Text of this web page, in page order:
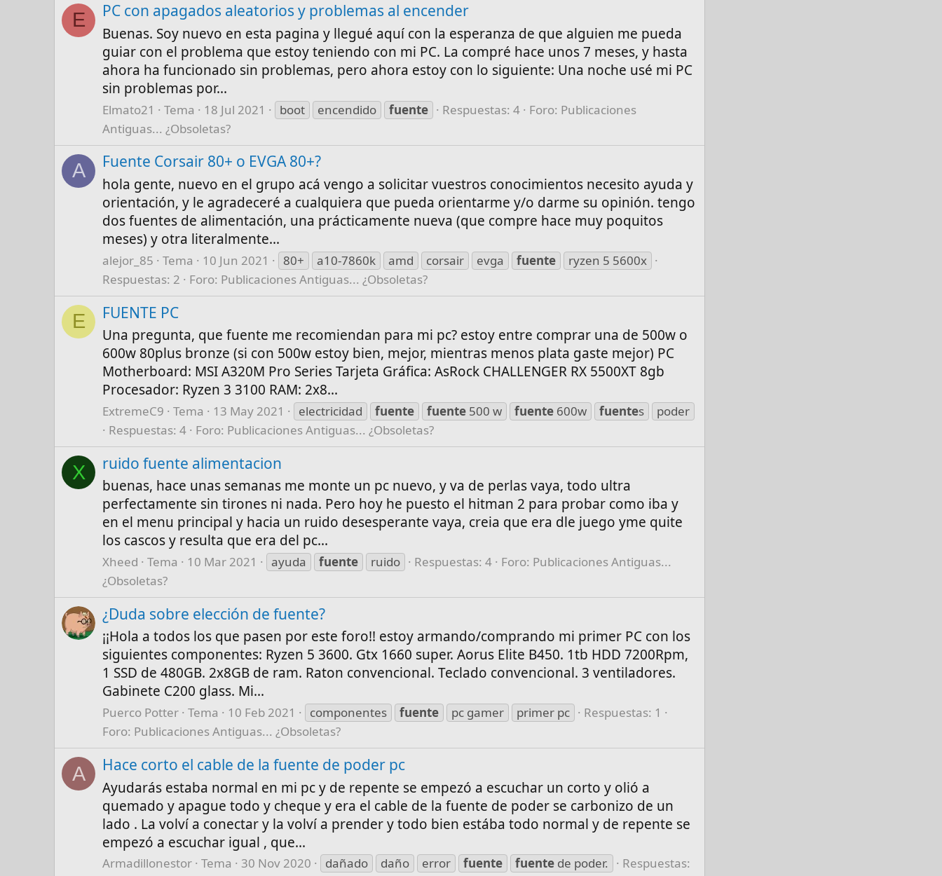
E PC con apagados aleatorios y problemas al encender
Buenas. Soy nuevo en esta pagina y llegué aquí con la esperanza de que alguien me pueda
guiar con el problema que estoy teniendo con mi PC. La compré hace unos 7 meses, y hasta
ahora ha funcionado sin problemas, pero ahora estoy con lo siguiente: Una noche usé mi PC
sin problemas por...
Elmato21 Tema 18 Jul 2021 boot encendido fuente Respuestas: 4 Foro: Publicaciones
Antiguas... ¿Obsoletas?
A Fuente Corsair 80+ o EVGA 80+?
hola gente, nuevo en el grupo acá vengo a solicitar vuestros conocimientos necesito ayuda y
orientación, y le agradeceré a cualquiera que pueda orientarme y/o darme su opinión. tengo
dos fuentes de alimentación, una prácticamente nueva (que compre hace muy poquitos
meses) y otra literalmente...
alejor_85 Tema 10 Jun 2021 80+ a10-7860k amd corsair evga fuente
ryzen 5 5600x
Respuestas: 2
Foro: Publicaciones Antiguas... ¿Obsoletas?
E FUENTE PC
Una pregunta, que fuente me recomiendan para mi pc? estoy entre comprar una de 500w o
600w 80plus bronze (si con 500w estoy bien, mejor, mientras menos plata gaste mejor) PC
Motherboard: MSI A320M Pro Series Tarjeta Gráfica: AsRock CHALLENGER RX 5500XT 8gb
Procesador: Ryzen 3 3100 RAM: 2x8...
ExtremeC9 Tema 13 May 2021 electricidad fuente fuente 500 w fuente 600w fuentes
poder
Respuestas: 4
Foro: Publicaciones Antiguas... ¿Obsoletas?
X ruido fuente alimentacion
buenas, hace unas semanas me monte un pc nuevo, y va de perlas vaya, todo ultra
perfectamente sin tirones ni nada. Pero hoy he puesto el hitman 2 para probar como iba y
en el menu principal y hacia un ruido desesperante vaya, creia que era dle juego yme quite
los cascos y resulta que era del pc...
Xheed Tema 10 Mar 2021 ayuda fuente ruido Respuestas: 4 Foro: Publicaciones Antiguas...
¿Obsoletas?
¿Duda sobre elección de fuente?
¡¡Hola a todos los que pasen por este foro!! estoy armando/comprando mi primer PC con los
siguientes componentes: Ryzen 5 3600. Gtx 1660 super. Aorus Elite B450. 1tb HDD 7200Rpm,
1 SSD de 480GB. 2x8GB de ram. Raton convencional. Teclado convencional. 3 ventiladores.
Gabinete C200 glass. Mi...
Puerco Potter Tema 10 Feb 2021 componentes fuente pc gamer primer pc
Respuestas: 1
Foro: Publicaciones Antiguas... ¿Obsoletas?
A Hace corto el cable de la fuente de poder pc
Ayudarás estaba normal en mi pc y de repente se empezó a escuchar un corto y olió a
quemado y apague todo y cheque y era el cable de la fuente de poder se carbonizo de un
lado . La volví a conectar y la volví a prender y todo bien estába todo normal y de repente se
empezó a escuchar igual , que...
Armadillonestor Tema 30 Nov 2020 dañado daño error fuente fuente de poder.
Respuestas: